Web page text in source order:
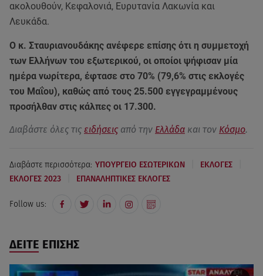
ακολουθούν, Κεφαλονιά, Ευρυτανία Λακωνία και
Λευκάδα.
Ο κ. Σταυριανουδάκης ανέφερε επίσης ότι η συμμετοχή
των Ελλήνων του εξωτερικού, οι οποίοι ψήφισαν μία
ημέρα νωρίτερα, έφτασε στο 70% (79,6% στις εκλογές
του Μαΐου), καθώς από τους 25.500 εγγεγραμμένους
προσήλθαν στις κάλπες οι 17.300.
Διαβάστε όλες τις ειδήσεις από την Ελλάδα και τον Κόσμο.
Διαβάστε περισσότερα: ΥΠΟΥΡΓΕΙΟ ΕΣΩΤΕΡΙΚΩΝ ΕΚΛΟΓΕΣ
ΕΚΛΟΓΕΣ 2023 ΕΠΑΝΑΛΗΠΤΙΚΕΣ ΕΚΛΟΓΕΣ
Follow us:
ΔΕΙΤΕ ΕΠΙΣΗΣ